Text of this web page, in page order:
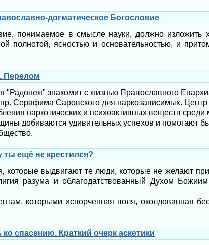
догматическое Богословие
понимаемое в смысле науки, должно изложить
полнотой, ясностью и основательностью, и
Перелом
знакомит с жизнью Православного
Серафима Саровского для наркозависимых. Центр
наркотических и психоактивных веществ
добиваются удивительных успехов и помогают
ещё не крестился?
которые выдвигают те люди, которые не желают
разума и облагодатствованный Духом
которыми испорченная воля, околдованная
спасению. Краткий очерк аскетики